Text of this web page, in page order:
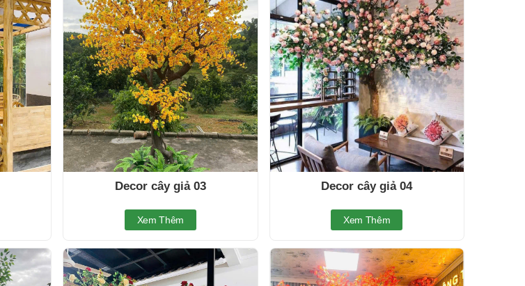
Decor cây giả 03
Xem Thêm
Decor cây giả 04
Xem Thêm